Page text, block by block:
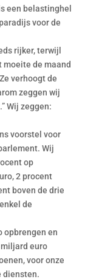
een belastinghel
voor de
rijker, terwijl
moeite de maand
verhoogt de
zeggen wij
Wij zeggen:
voorstel voor
Wij
op
2 procent
boven de drie
de
opbrengen en
miljard euro
voor onze
diensten.